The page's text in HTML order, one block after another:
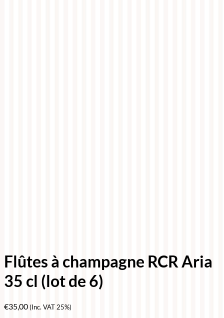
Flûtes à champagne RCR Aria
35 cl (lot de 6)
€35,00(Inc. VAT 25%)